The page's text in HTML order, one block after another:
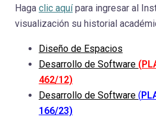
Haga clic aquípara ingresar al
visualización su historial
Diseño de Espacios
Desarrollo de Software (
462/12)
Desarrollo de Software (
166/23)